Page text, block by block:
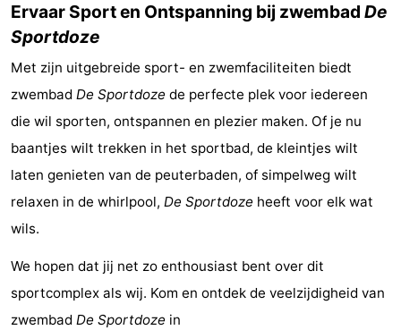
Minigolfbanen
Wellness
centra
Dorpen
&
Steden
Natuur
Sporten
Zwembaden
-
Fietsen
-
Wandelen
-
Ervaar Sport en Ontspanning bij zwembad De
Sportdoze
Met zijn uitgebreide sport- en zwemfaciliteiten biedt
zwembad De Sportdoze de perfecte plek voor iedereen
die wil sporten, ontspannen en plezier maken. Of je nu
baantjes wilt trekken in het sportbad, de kleintjes wilt
laten genieten van de peuterbaden, of simpelweg wilt
relaxen in de whirlpool, De Sportdoze heeft voor elk wat
wils.
We hopen dat jij net zo enthousiast bent over dit
sportcomplex als wij. Kom en ontdek de veelzijdigheid van
zwembad De Sportdoze in